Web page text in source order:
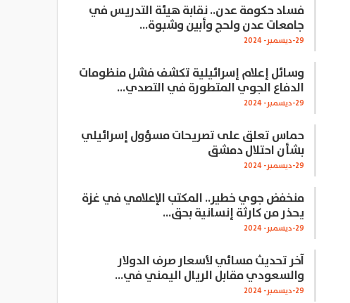
فساد حكومة عدن.. نقابة هيئة التدريس في
جامعات عدن ولحج وأبين وشبوة…
29-ديسمبر- 2024
وسائل إعلام إسرائيلية تكشف فشل منظومات
الدفاع الجوي المتطورة في التصدي…
29-ديسمبر- 2024
حماس تعلق على تصريحات مسؤول إسرائيلي
بشأن احتلال دمشق
29-ديسمبر- 2024
منخفض جوي خطير.. المكتب الإعلامي في غزة
يحذر من كارثة إنسانية بحق…
29-ديسمبر- 2024
آخر تحديث مسائي لأسعار صرف الدولار
والسعودي مقابل الريال اليمني في…
29-ديسمبر- 2024